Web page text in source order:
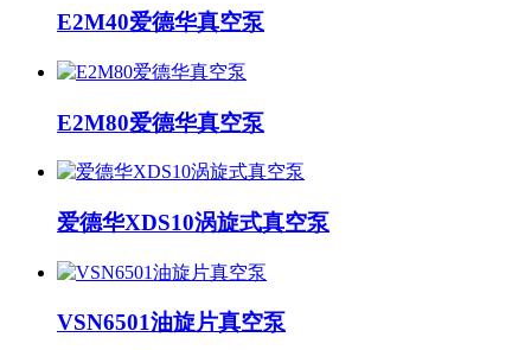
E2M40爱德华真空泵
E2M80爱德华真空泵
爱德华XDS10涡旋式真空泵
VSN6501油旋片真空泵